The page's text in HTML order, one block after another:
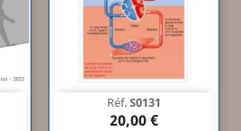
Réf.S0131
20,00 €